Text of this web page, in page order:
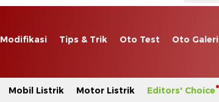
Modifikasi Tips & Trik Oto Test Oto Galeri
Mobil Listrik Motor Listrik Editors' Choice